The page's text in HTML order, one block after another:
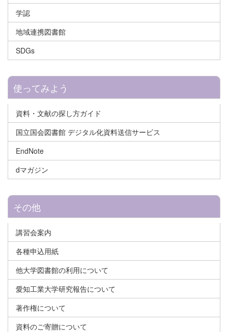
学認
地域連携図書館
SDGs
使ってみよう
資料・文献の探し方ガイド
国立国会図書館 デジタル化資料送信サービス
EndNote
dマガジン
その他
講習会案内
各種申込用紙
他大学図書館の利用について
愛知工業大学研究報告について
著作権について
資料のご寄贈について